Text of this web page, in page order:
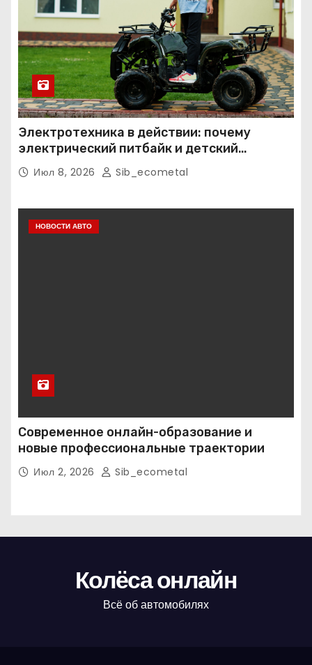
Электротехника в действии: почему
электрический питбайк и детский
квадроцикл — это больше, чем игрушки
Июл 8, 2026 Sib_ecometal
НОВОСТИ АВТО
Современное онлайн-образование и
новые профессиональные траектории
Июл 2, 2026 Sib_ecometal
Колёса онлайн
Всё об автомобилях